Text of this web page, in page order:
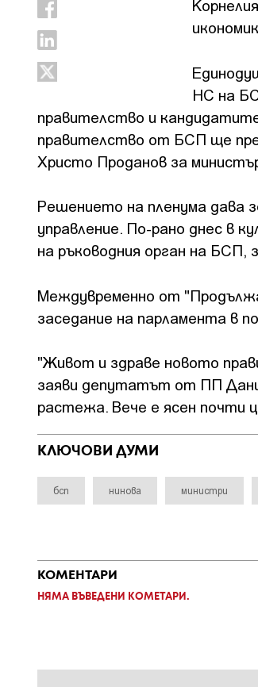
НС на
правителство и
правителство от БСП ще
Христо Проданов за
Решението на пленума дава
управление. По-рано днес в
на ръководния орган на БСП,
Междувременно от
заседание на парламента в
"Живот и здраве новото
заяви депутатът от ПП
растежа. Вече е ясен почти
КЛЮЧОВИ ДУМИ
бсп нинова министри
КОМЕНТАРИ
НЯМА ВЪВЕДЕНИ КОМЕТАРИ.